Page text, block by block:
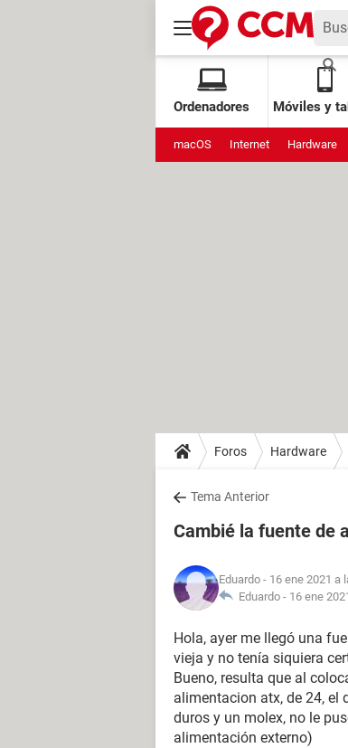
Ordenadores Móviles y
macOS Internet Hardware
Foros Hardware
Tema Anterior
Cambié la fuente de
Eduardo - 16 ene 2021 a
Eduardo - 16 ene
Hola, ayer me llegó una
vieja y no tenía siquiera
Bueno, resulta que al
alimentacion atx, de 24, el
duros y un molex, no le
alimentación externo)